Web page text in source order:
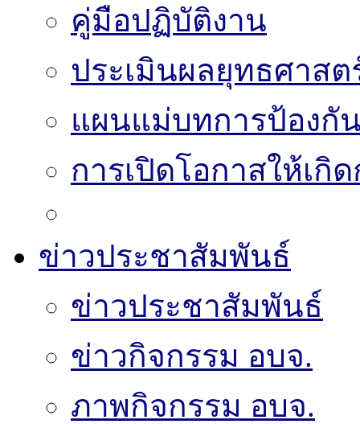
คู่มือปฏิบัติงาน
ประเมินผลยุทธศาสต
แผนแม่บทการป้องกั
การเปิดโอกาสให้เกิ
ข่าวประชาสัมพันธ์
ข่าวประชาสัมพันธ์
ข่าวกิจกรรม อบจ.
ภาพกิจกรรม อบจ.